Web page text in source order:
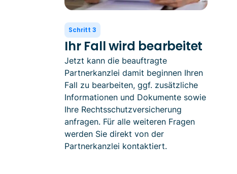
Schritt 3
Ihr Fall wird bearbeitet
Jetzt kann die beauftragte
Partnerkanzlei damit beginnen Ihren
Fall zu bearbeiten, ggf. zusätzliche
Informationen und Dokumente sowie
Ihre Rechtsschutzversicherung
anfragen. Für alle weiteren Fragen
werden Sie direkt von der
Partnerkanzlei kontaktiert.